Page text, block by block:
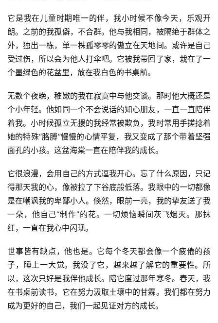
它是我在儿童时期唯一的伴，我小时候不像今天，乐观开
朗。之前的我孤僻，不合群。他与我相同，被隔绝于群体之
外，独出一栋，单一株孤零零的傲立在天地间。或许是自己
受过伤，所以会为他人打伞吧。它被我带回了家，栽在了一
个墨绿色的花盆里，放在我白色的书桌前。
无数个夜晚，稚嫩的我在寂寞中与他交谈。那时他大概还是
个小年轻。他如同一个不会说话的知心朋友，一直一直陪伴
着我。小时候孤立无援的我经常被欺负，我时常用手搓捻着
她的特殊“胳膊”慢慢的心情平复，我又变成了那个带着坚强
面孔的小孩。这盆海棠一直在陪伴我的成长。
它很浪漫，会用自己的方式逗我开心。忘了什么原因，只记
得那天我的心，像被拉了下谷底般低落。我眼中的一切都像
是在嘲讽我的卑鄙小人。倏然，眼前一亮，我的挚友送了我
一朵，他自己“制作”的花。一切烦恼瞬间灰飞烟灭。那抹
红，一直在我心中闪现。
世事皆有缺点，他也是。它每个冬天都会像一个疲倦的孩
子，睡上一大觉。我没了它，越来越了解它的重要性。所
以，这次只好是我伴他成长。陪它度过那年寒冬。春天，我
在书桌前读书，它在努力汲取土壤中的甘霖。我们都在努力
成为更好的自己，我们一起见证对方的成长。